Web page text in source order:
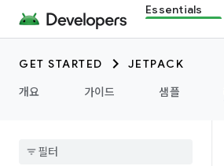
Essentials
GET STARTED
JETPACK
개요
가이드 샘플